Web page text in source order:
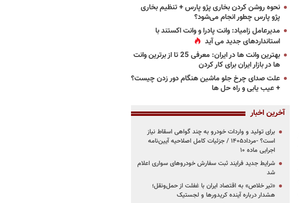
نحوه روشن کردن بخاری پژو پارس + تنظیم بخاری
پژو پارس چطور انجام می‌شود؟
مدیرعامل زامیاد: وانت پادرا و وانت اکستند با
استانداردهای جدید می آید
بهترین وانت ها در ایران: معرفی 25 تا از برترین وانت
ها در بازار ایران برای کار کردن
علت صدای چرخ جلو ماشین هنگام دور زدن چیست؟
+ عیب یابی و راه حل ها
آخرین اخبار
برای تولید و واردات خودرو به چند گواهی اسقاط نیاز
است؟ -مرداد۱۴۰۵ / جزئیات کامل اصلاحیه آیین‌نامه
اجرایی ماده ۱۰
شرایط جدید فرایند ثبت سفارش خودروهای سواری اعلام
شد
«تیر خلاص» به اقتصاد ایران با غفلت از حمل‌ونقل؛
هشدار درباره آینده کریدورها و لجستیک